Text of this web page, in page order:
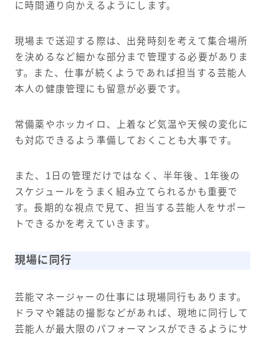
に時間通り向かえるようにします。
現場まで送迎する際は、出発時刻を考えて集合場所
を決めるなど細かな部分まで管理する必要がありま
す。また、仕事が続くようであれば担当する芸能人
本人の健康管理にも留意が必要です。
常備薬やホッカイロ、上着など気温や天候の変化に
も対応できるよう準備しておくことも大事です。
また、1日の管理だけではなく、半年後、1年後の
スケジュールをうまく組み立てられるかも重要で
す。長期的な視点で見て、担当する芸能人をサポー
トできるかを考えていきます。
現場に同行
芸能マネージャーの仕事には現場同行もあります。
ドラマや雑誌の撮影などがあれば、現地に同行して
芸能人が最大限のパフォーマンスができるようにサ